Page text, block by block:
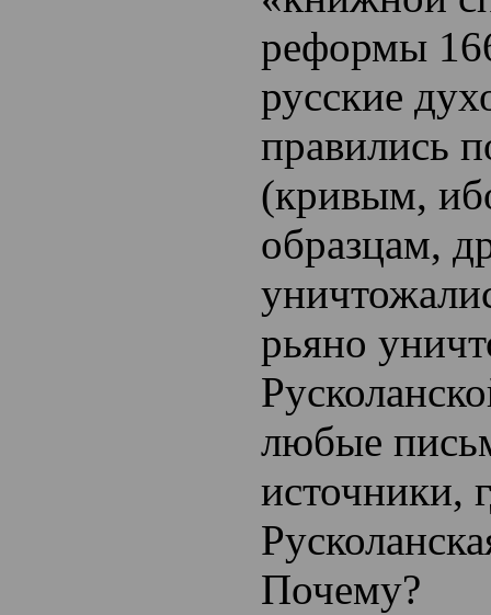
реформы
русские
правились
(кривым,
образцам,
рьяно
любые
источники,
Почему?